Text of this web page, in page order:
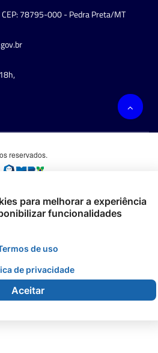
CEP: 78795-000 - Pedra Preta/MT
reservados.
para melhorar a experiência
funcionalidades
de uso
de privacidade
Aceitar